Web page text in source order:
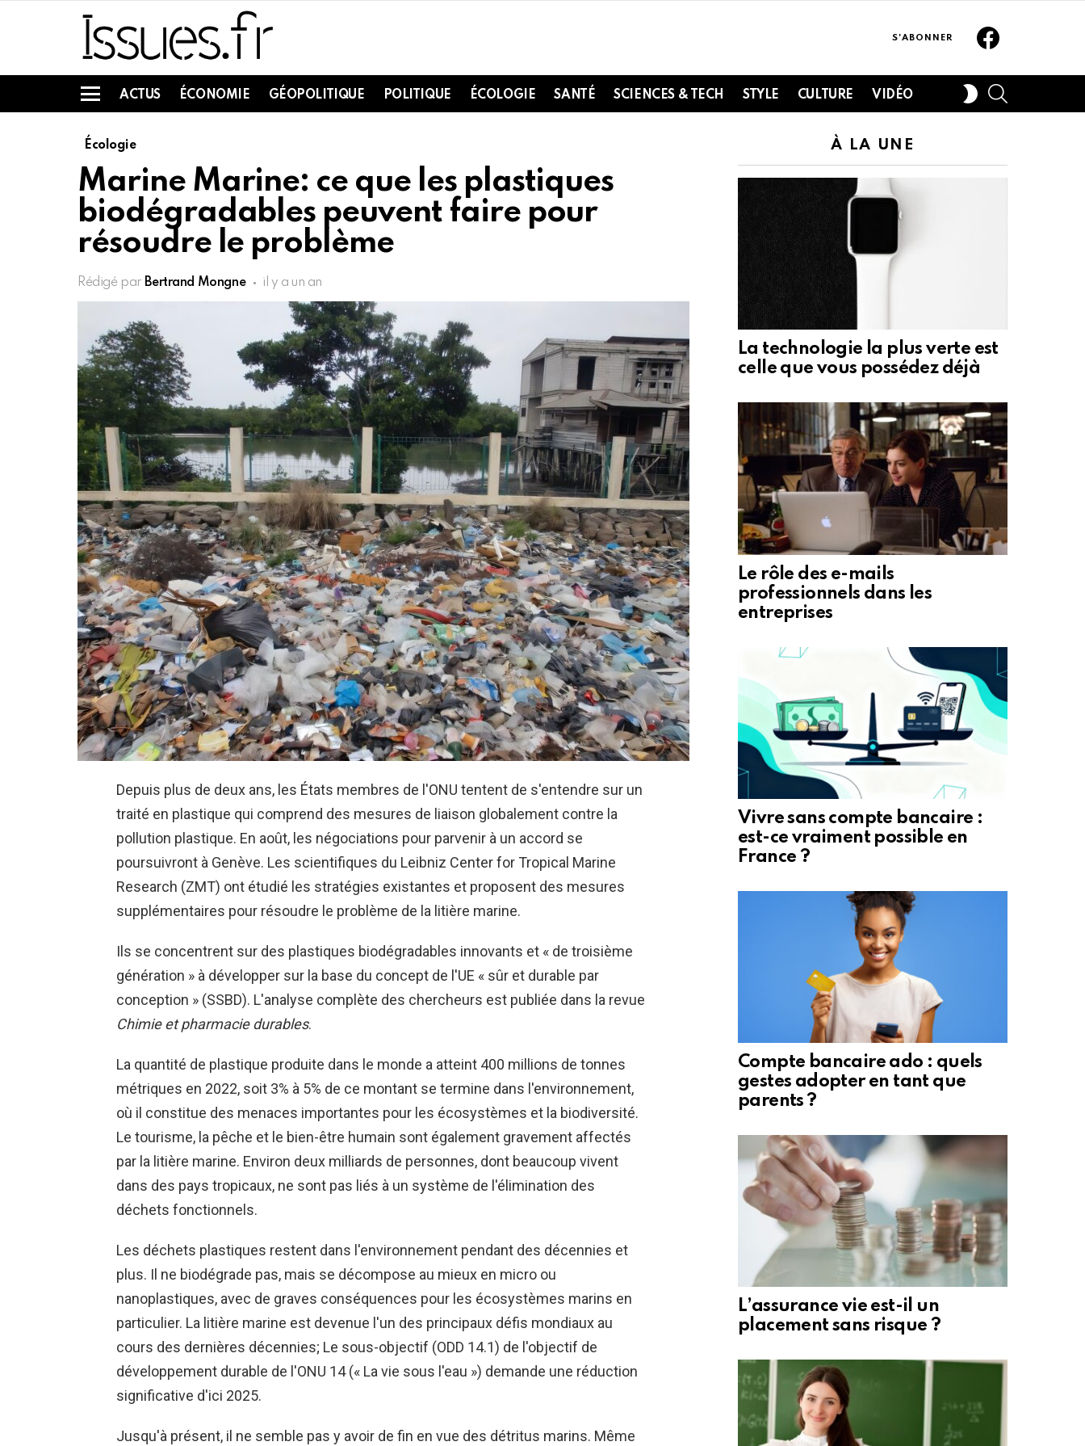
S'ABONNER
Menu
ACTUS ÉCONOMIE GÉOPOLITIQUE POLITIQUE ÉCOLOGIE SANTÉ SCIENCES & TECH STYLE CULTURE VIDÉO
SWITCH
SKIN
Écologie
Marine Marine: ce que les plastiques
biodégradables peuvent faire pour
résoudre le problème
Rédigé par Bertrand Mongne il y a un an
Depuis plus de deux ans, les États membres de l'ONU tentent de s'entendre sur un
traité en plastique qui comprend des mesures de liaison globalement contre la
pollution plastique. En août, les négociations pour parvenir à un accord se
poursuivront à Genève. Les scientifiques du Leibniz Center for Tropical Marine
Research (ZMT) ont étudié les stratégies existantes et proposent des mesures
supplémentaires pour résoudre le problème de la litière marine.
Ils se concentrent sur des plastiques biodégradables innovants et « de troisième
génération » à développer sur la base du concept de l'UE « sûr et durable par
conception » (SSBD). L'analyse complète des chercheurs est publiée dans la revue
Chimie et pharmacie durables.
La quantité de plastique produite dans le monde a atteint 400 millions de tonnes
métriques en 2022, soit 3% à 5% de ce montant se termine dans l'environnement,
où il constitue des menaces importantes pour les écosystèmes et la biodiversité.
Le tourisme, la pêche et le bien-être humain sont également gravement affectés
par la litière marine. Environ deux milliards de personnes, dont beaucoup vivent
dans des pays tropicaux, ne sont pas liés à un système de l'élimination des
déchets fonctionnels.
Les déchets plastiques restent dans l'environnement pendant des décennies et
plus. Il ne biodégrade pas, mais se décompose au mieux en micro ou
nanoplastiques, avec de graves conséquences pour les écosystèmes marins en
particulier. La litière marine est devenue l'un des principaux défis mondiaux au
cours des dernières décennies; Le sous-objectif (ODD 14.1) de l'objectif de
développement durable de l'ONU 14 (« La vie sous l'eau ») demande une réduction
significative d'ici 2025.
Jusqu'à présent, il ne semble pas y avoir de fin en vue des détritus marins. Même
À LA UNE
La technologie la plus verte est
celle que vous possédez déjà
Le rôle des e-mails
professionnels dans les
entreprises
Vivre sans compte bancaire :
est-ce vraiment possible en
France ?
Compte bancaire ado : quels
gestes adopter en tant que
parents ?
L’assurance vie est-il un
placement sans risque ?